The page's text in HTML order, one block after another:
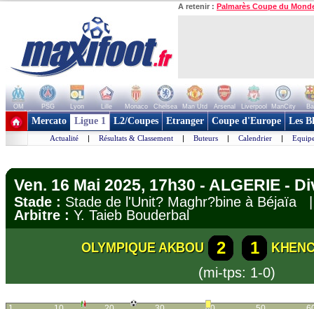
A retenir : Palmarès Coupe du
OM PSG Lyon Lille Monaco Chelsea Man Utd Arsenal Liverpool ManCity
+ de clubs
Mercato Ligue 1 L2/Coupes Etranger Coupe d'Europe Les
Actualité | Résultats & Classement | Buteurs | Calendrier |
Ven. 16 Mai 2025, 17h30 - ALGERIE -
Stade : Stade de l'Unit? Maghr?bine à
Arbitre : Y. Taieb Bouderbal
OLYMPIQUE AKBOU 2 1
(mi-tps: 1-0)